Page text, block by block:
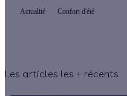
Actualité Confort d'été
Les articles les + récents